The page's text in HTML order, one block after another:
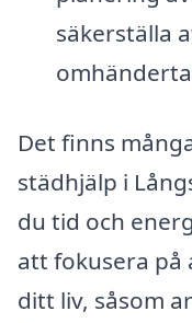
säkerställa
Det finns
städhjälp i
du tid och
att fokusera på
ditt liv, såsom